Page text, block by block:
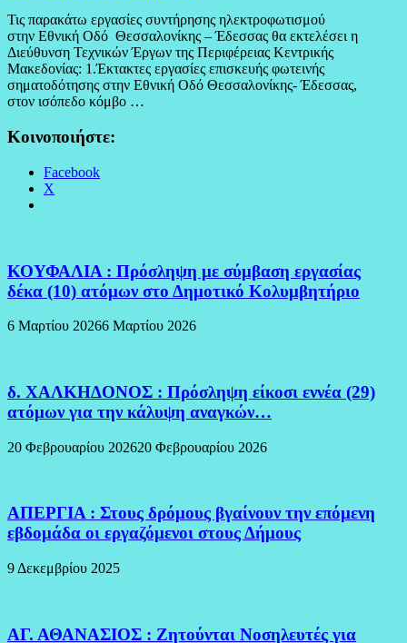
Τις παρακάτω εργασίες συντήρησης ηλεκτροφωτισμού
στην Εθνική Οδό Θεσσαλονίκης – Έδεσσας θα εκτελέσει η
Διεύθυνση Τεχνικών Έργων της Περιφέρειας Κεντρικής
Μακεδονίας: 1.Έκτακτες εργασίες επισκευής φωτεινής
σηματοδότησης στην Εθνική Οδό Θεσσαλονίκης- Έδεσσας,
στον ισόπεδο κόμβο …
Κοινοποιήστε:
Facebook
X
ΚΟΥΦΑΛΙΑ : Πρόσληψη με σύμβαση εργασίας
δέκα (10) ατόμων στο Δημοτικό Κολυμβητήριο
6 Μαρτίου 20266 Μαρτίου 2026
δ. ΧΑΛΚΗΔΟΝΟΣ : Πρόσληψη είκοσι εννέα (29)
ατόμων για την κάλυψη αναγκών…
20 Φεβρουαρίου 202620 Φεβρουαρίου 2026
ΑΠΕΡΓΙΑ : Στους δρόμους βγαίνουν την επόμενη
εβδομάδα οι εργαζόμενοι στους Δήμους
9 Δεκεμβρίου 2025
ΑΓ. ΑΘΑΝΑΣΙΟΣ : Ζητούνται Νοσηλευτές για